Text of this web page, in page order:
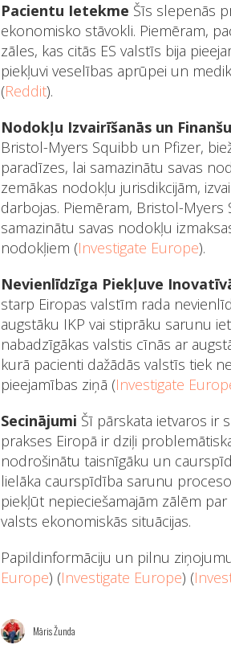
Pacientu Ietekme Šīs slepenās
ekonomisko stāvokli. Piemēram,
zāles, kas citās ES valstīs bija
piekļuvi veselības aprūpei un
(Reddit)​.
Nodokļu Izvairīšanās un
Bristol-Myers Squibb un Pfizer,
paradīzes, lai samazinātu savas
zemākas nodokļu jurisdikcijām,
darbojas. Piemēram, Bristol-
samazinātu savas nodokļu
nodokļiem​ (Investigate Europe)​.
Nevienlīdzīga Piekļuve
starp Eiropas valstīm rada
augstāku IKP vai stiprāku sarunu
nabadzīgākas valstis cīnās ar
kurā pacienti dažādās valstīs tiek
pieejamības ziņā​ (Investigate
Secinājumi Šī pārskata ietvaros ir
prakses Eiropā ir dziļi
nodrošinātu taisnīgāku un
lielāka caurspīdība sarunu
piekļūt nepieciešamajām zālēm
valsts ekonomiskās situācijas.
Papildinformāciju un pilnu
Europe)​​ (Investigate Europe)​​ (
Māris Žunda